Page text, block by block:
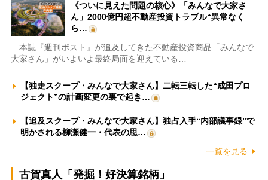
《ついに見えた問題の核心》「みんなで大家さ
ん」2000億円超不動産投資トラブル“異常なく
ら…
本誌『週刊ポスト』が追及してきた不動産投資商品「みんなで
大家さん」がいよいよ最終局面を迎えている…
【独走スクープ・みんなで大家さん】二転三転した“成田プロ
ジェクト”の計画変更の裏で起き…
【追及スクープ・みんなで大家さん】独占入手“内部議事録”で
明かされる柳瀬健一・代表の思…
一覧を見る
古賀真人「発掘！好決算銘柄」